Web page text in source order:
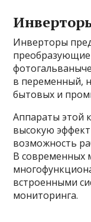
Инверторы
в переменный,
бытовых и
Аппараты этой
высокую
возможность
В современных
встроенными
мониторинга.